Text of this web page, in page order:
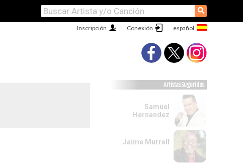
⚲
Conexión
Inscripción
Artistas Sugeridos
Samuel
Hernandez
Jaime Murrell